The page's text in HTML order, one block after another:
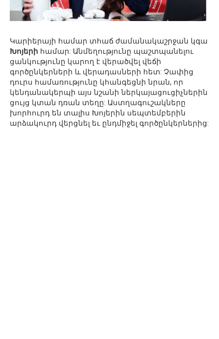
Կարիերայի համար տհաճ ժամանակաշրջան կգա
Խոյերի համար: Անմեղությունը պաշտպանելու
ցանկությունը կարող է վերածվել վեճի
գործընկերների և վերադասների հետ: Չափից
դուրս համառությունը կհանգեցնի նրան, որ
կենդանակերպի այս նշանի ներկայացուցիչներին
ցույց կտան դռան տեղը: Աստղագուշակները
խորհուրդ են տալիս Խոյերին սեպտեմբերին
արձակուրդ վերցնել եւ ընդմիջել գործընկերներից: